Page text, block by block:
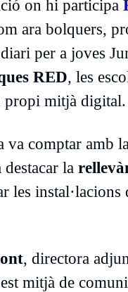
on hi participa
ara bolquers,
per a joves
RED, les
propi mitjà digital.
va comptar amb
la
les
, directora
mitjà de